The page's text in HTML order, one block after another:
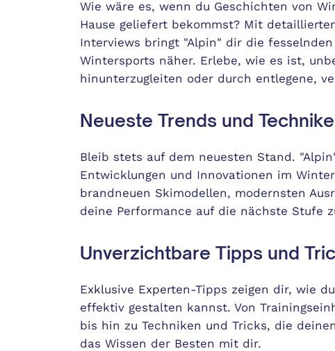
Wie wäre es, wenn du Geschichten von
Hause geliefert bekommst? Mit
Interviews bringt "Alpin" dir die
Wintersports näher. Erlebe, wie es ist,
hinunterzugleiten oder durch entlegene,
Neueste Trends und
Bleib stets auf dem neuesten Stand.
Entwicklungen und Innovationen im
brandneuen Skimodellen, modernsten
deine Performance auf die nächste Stufe
Unverzichtbare Tipps und
Exklusive Experten-Tipps zeigen dir, wie
effektiv gestalten kannst. Von
bis hin zu Techniken und Tricks, die
das Wissen der Besten mit dir.